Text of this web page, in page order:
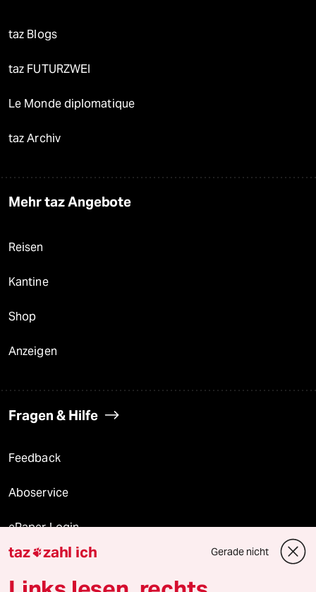
taz Blogs
taz FUTURZWEI
Le Monde diplomatique
taz Archiv
Mehr taz Angebote
Reisen
Kantine
Shop
Anzeigen
Fragen & Hilfe
Feedback
Aboservice
ePaper Login
Downloads für Abonnierende
taz zahl ich Gerade nicht